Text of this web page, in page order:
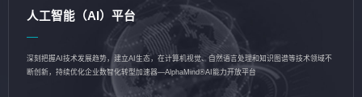
人工智能（AI）平台
深刻把握AI技术发展趋势，建立AI生态，在计算机视觉、自然语言处理和知识图谱等技术领域不
断创新，持续优化企业数智化转型加速器—AlphaMind®AI能力开放平台